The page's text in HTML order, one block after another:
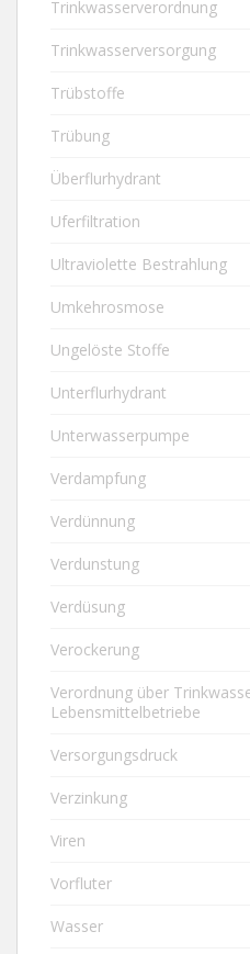
Trinkwasserverordnung
Trinkwasserversorgung
Trübstoffe
Trübung
Überflurhydrant
Uferfiltration
Ultraviolette Bestrahlung
Umkehrosmose
Ungelöste Stoffe
Unterflurhydrant
Unterwasserpumpe
Verdampfung
Verdünnung
Verdunstung
Verdüsung
Verockerung
Verordnung über
Lebensmittelbetriebe
Versorgungsdruck
Verzinkung
Viren
Vorfluter
Wasser